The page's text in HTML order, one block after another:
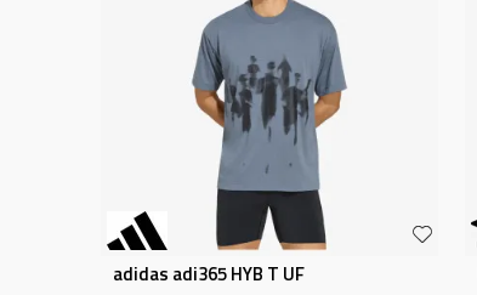
adidas adi365 HYB T UF